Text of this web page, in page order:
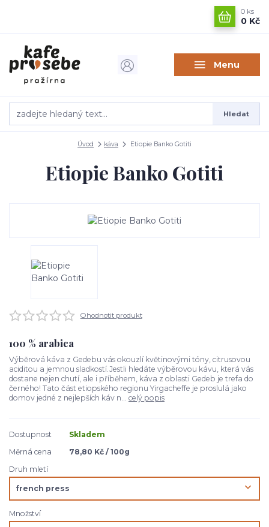
Menu
Hledat
0 ks
0 Kč
Úvod káva Etiopie Banko Gotiti
Etiopie Banko Gotiti
Ohodnotit produkt
100 % arabica
Výběrová káva z Gedebu vás okouzlí květinovými tóny, citrusovou
aciditou a jemnou sladkostí.Jestli hledáte výběrovou kávu, která vás
dostane nejen chutí, ale i příběhem, káva z oblasti Gedeb je trefa do
černého! Tato část etiopského regionu Yirgacheffe je proslulá jako
domov jedné z nejlepších káv n... celý popis
Dostupnost
Skladem
Měrná cena
78,80 Kč / 100g
Druh mletí
Množství